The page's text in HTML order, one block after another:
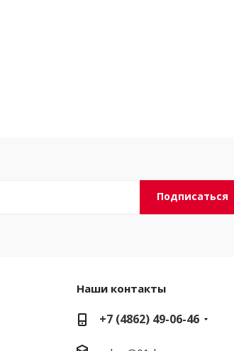
Наши контакты
+7 (4862) 49-06-46